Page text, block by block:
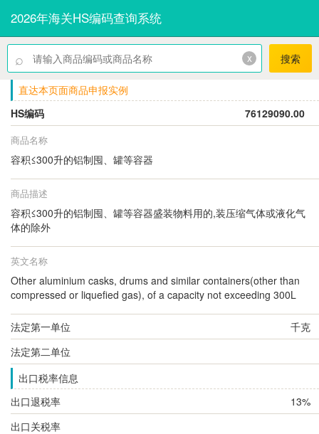
2026年海关HS编码查询系统
⌕ x 搜索
直达本页面商品申报实例
HS编码
76129090.00
商品名称
容积≤300升的铝制囤、罐等容器
商品描述
容积≤300升的铝制囤、罐等容器盛装物料用的,装压缩气体或液化气
体的除外
英文名称
Other aluminium casks, drums and similar containers(other than
compressed or liquefied gas), of a capacity not exceeding 300L
法定第一单位
千克
法定第二单位
出口税率信息
出口退税率
13%
出口关税率